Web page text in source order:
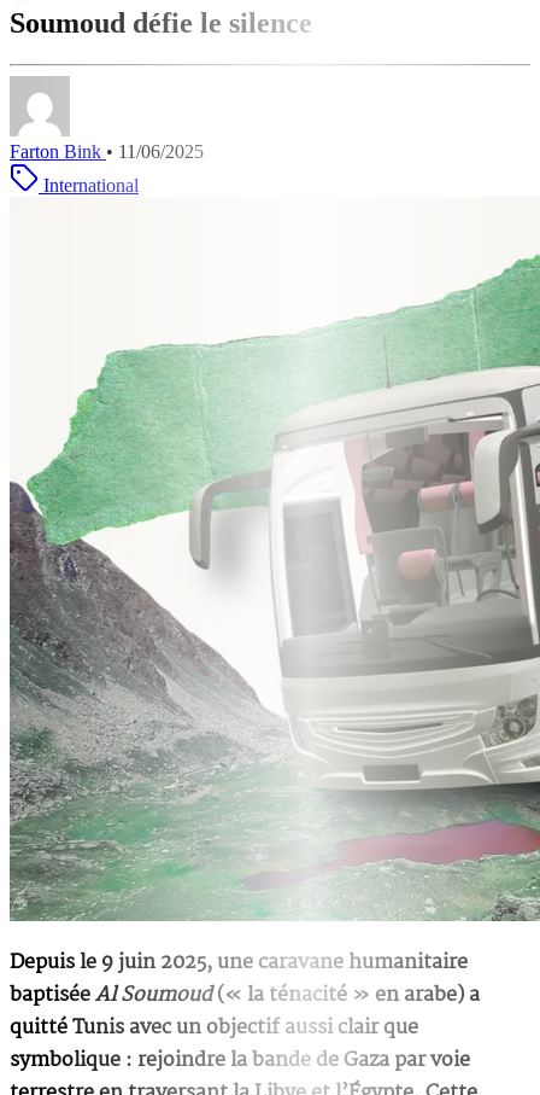
Soumoud défie le silence
Farton Bink • 11/06/2025
International
Depuis le 9 juin 2025, une caravane humanitaire
baptiséeAl Soumoud(« la ténacité » en arabe) a
quitté Tunis avec un objectif aussi clair que
symbolique : rejoindre la bande de Gaza par voie